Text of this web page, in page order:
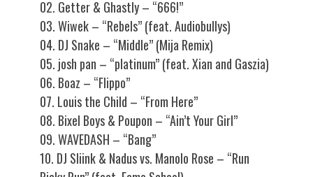
02. Getter & Ghastly – “666!”
03. Wiwek – “Rebels” (feat. Audiobullys)
04. DJ Snake – “Middle” (Mija Remix)
05. josh pan – “platinum” (feat. Xian and Gaszia)
06. Boaz – “Flippo”
07. Louis the Child – “From Here”
08. Bixel Boys & Poupon – “Ain’t Your Girl”
09. WAVEDASH – “Bang”
10. DJ Sliink & Nadus vs. Manolo Rose – “Run